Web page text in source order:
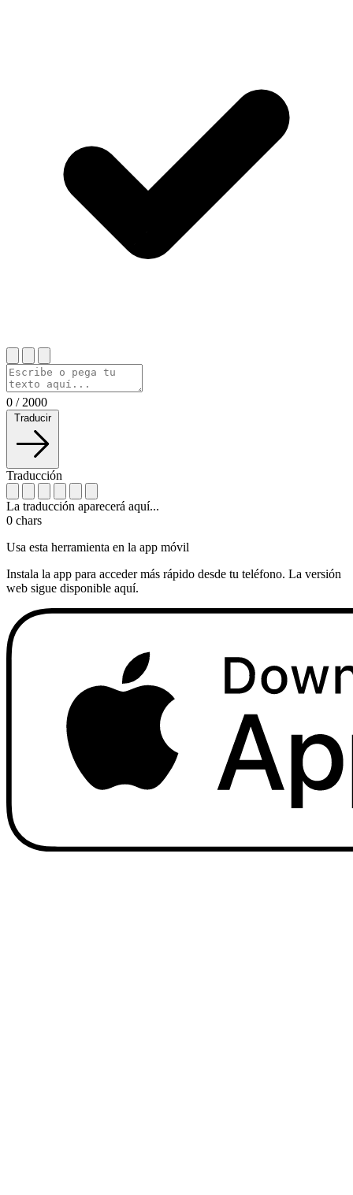
0 / 2000
Traducir
Traducción
La traducción aparecerá aquí...
0 chars
Usa esta herramienta en la app móvil
Instala la app para acceder más rápido desde tu teléfono. La versión
web sigue disponible aquí.